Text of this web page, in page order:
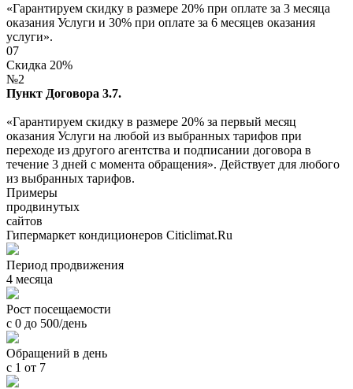
«Гарантируем скидку в размере 20% при оплате за 3 месяца
оказания Услуги и 30% при оплате за 6 месяцев оказания
услуги».
07
Скидка 20%
№2
Пункт Договора 3.7.
«Гарантируем скидку в размере 20% за первый месяц
оказания Услуги на любой из выбранных тарифов при
переходе из другого агентства и подписании договора в
течение 3 дней с момента обращения». Действует для любого
из выбранных тарифов.
Примеры
продвинутых
сайтов
Гипермаркет кондиционеров Citiclimat.Ru
Период продвижения
4 месяца
Рост посещаемости
с 0 до 500/день
Обращений в день
с 1 от 7